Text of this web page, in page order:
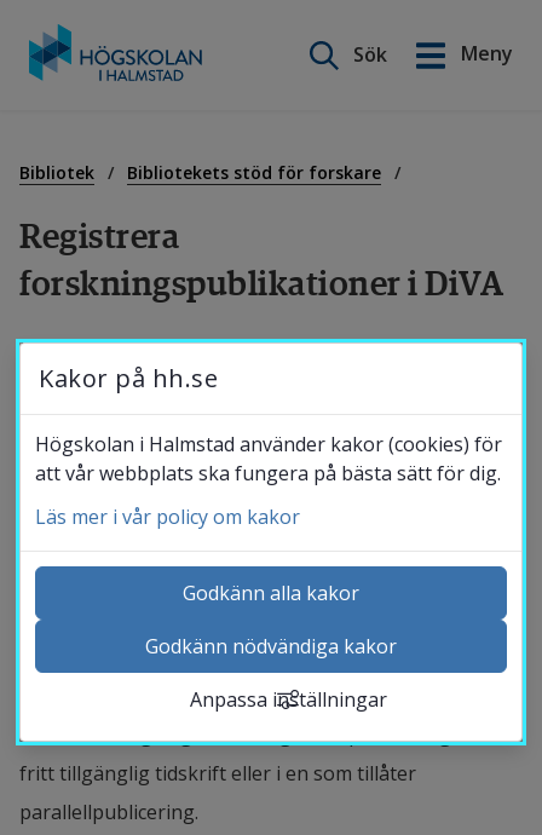
innehåll
Sök
Meny
Bibliotek Bibliotekets stöd för forskare
Registrera
forskningspublikationer i DiVA
DiVA (Digitala vetenskapliga Arkivet) är
Högskolan i Halmstads publikationsdatabas
för elektronisk publicering och registrering
av forskningspublikationer.
att registrera sina publikationer som är producerade
vid Högskolan i Halmstad i DiVA. Högskolans
publiceringspolicy rekommenderar även att, om
möjligt, se till att fulltexten blir fritt tillgänglig (open
access). Antingen görs detta genom publicering i en
fritt tillgänglig tidskrift eller i en som tillåter
parallellpublicering.
English
Utbildning
Forskning
Samverkan
Om Högskolan
Bibliotek
Kontakta och besök oss
Kalender
Sök personal
Studentwebb
Kakor på hh.se
Högskolan i Halmstad använder kakor (cookies) för
att vår webbplats ska fungera på bästa sätt för dig.
Läs mer i vår policy om kakor
Godkänn alla kakor
Godkänn nödvändiga kakor
Anpassa inställningar